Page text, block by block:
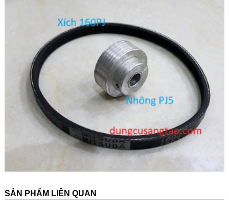
SẢN PHẨM LIÊN QUAN